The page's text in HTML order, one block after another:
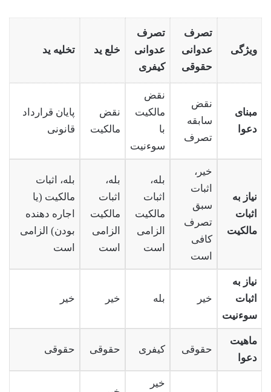
ویژگی
تصرف
عدوانی
حقوقی
تصرف
عدوانی
کیفری
خلع ید تخلیه ید
مبنای
دعوا
نقض
سابقه
تصرف
نقض
مالکیت
با
سوءنیت
نقض
مالکیت
پایان قرارداد
قانونی
نیاز به
اثبات
مالکیت
خیر،
اثبات
سبق
تصرف
کافی
است
بله،
اثبات
مالکیت
الزامی
است
بله،
اثبات
مالکیت
الزامی
است
بله، اثبات
مالکیت (یا
اجاره دهنده
بودن) الزامی
است
نیاز به
اثبات
سوءنیت
خیر بله خیر خیر
ماهیت
دعوا
حقوقی کیفری حقوقی حقوقی
خیر